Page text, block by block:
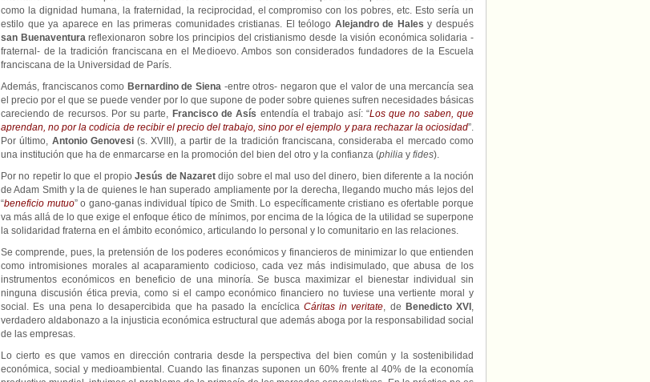
como la dignidad humana, la fraternidad, la reciprocidad, el compromiso con los pobres, etc. Esto sería un
estilo que ya aparece en las primeras comunidades cristianas. El teólogo Alejandro de Hales y después
san Buenaventurareflexionaron sobre los principios del cristianismo desde la visión económica solidaria -
fraternal- de la tradición franciscana en el Medioevo. Ambos son considerados fundadores de la Escuela
franciscana de la Universidad de París.
Además, franciscanos como Bernardino de Siena -entre otros- negaron que el valor de una mercancía sea
el precio por el que se puede vender por lo que supone de poder sobre quienes sufren necesidades básicas
careciendo de recursos. Por su parte, Francisco de Asís entendía el trabajo así: “Los que no saben, que
aprendan, no por la codicia de recibir el precio del trabajo, sino por el ejemplo y para rechazar la ociosidad”.
Por último, Antonio Genovesi(s. XVIII), a partir de la tradición franciscana, consideraba el mercado como
una institución que ha de enmarcarse en la promoción del bien del otro y la confianza (philia y fides).
Por no repetir lo que el propioJesús de Nazaret dijo sobre el mal uso del dinero, bien diferente a la noción
de Adam Smith y la de quienes le han superado ampliamente por la derecha, llegando mucho más lejos del
“beneficio mutuo” o gano-ganas individual típico de Smith. Lo específicamente cristiano es ofertable porque
va más allá de lo que exige el enfoque ético de mínimos, por encima de la lógica de la utilidad se superpone
la solidaridad fraterna en el ámbito económico, articulando lo personal y lo comunitario en las relaciones.
Se comprende, pues, la pretensión de los poderes económicos y financieros de minimizar lo que entienden
como intromisiones morales al acaparamiento codicioso, cada vez más indisimulado, que abusa de los
instrumentos económicos en beneficio de una minoría. Se busca maximizar el bienestar individual sin
ninguna discusión ética previa, como si el campo económico financiero no tuviese una vertiente moral y
social. Es una pena lo desapercibida que ha pasado la encíclica Cáritas in veritate, de Benedicto XVI ,
verdadero aldabonazo a la injusticia económica estructural que además aboga por la responsabilidad social
de las empresas.
Lo cierto es que vamos en dirección contraria desde la perspectiva del bien común y la sostenibilidad
económica, social y medioambiental. Cuando las finanzas suponen un 60% frente al 40% de la economía